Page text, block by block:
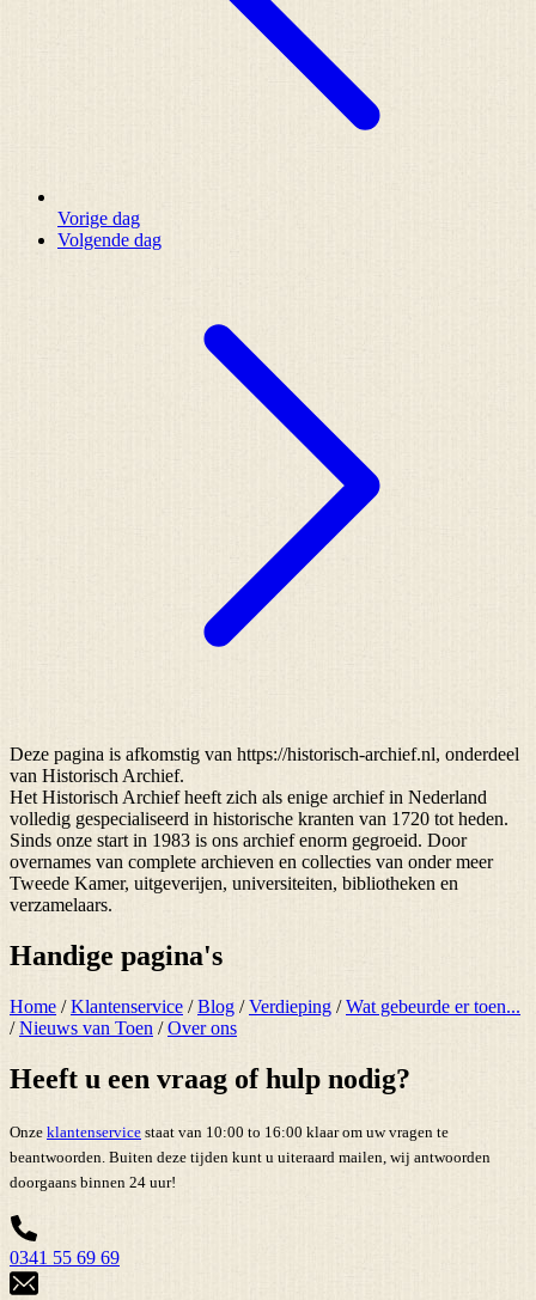
Vorige dag
Volgende dag
Deze pagina is afkomstig van https://historisch-archief.nl, onderdeel
van Historisch Archief.
Het Historisch Archief heeft zich als enige archief in Nederland
volledig gespecialiseerd in historische kranten van 1720 tot heden.
Sinds onze start in 1983 is ons archief enorm gegroeid. Door
overnames van complete archieven en collecties van onder meer
Tweede Kamer, uitgeverijen, universiteiten, bibliotheken en
verzamelaars.
Handige pagina's
Home /Klantenservice /Blog /Verdieping /Wat gebeurde er toen...
/Nieuws van Toen /Over ons
Heeft u een vraag of hulp nodig?
Onze klantenservice staat van 10:00 to 16:00 klaar om uw vragen te
beantwoorden. Buiten deze tijden kunt u uiteraard mailen, wij antwoorden
doorgaans binnen 24 uur!
0341 55 69 69